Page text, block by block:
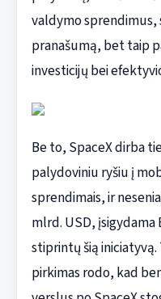
valdymo
pranašumą, bet taip
investicijų bei
Be to, SpaceX dirba
palydoviniu ryšiu į
sprendimais, ir
mlrd. USD,
stiprintų šią
pirkimas rodo, kad